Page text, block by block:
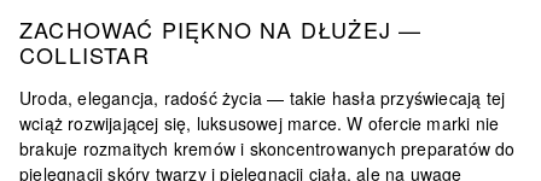
ZACHOWAĆ PIĘKNO NA DŁUŻEJ —
COLLISTAR
Uroda, elegancja, radość życia — takie hasła przyświecają tej
wciąż rozwijającej się, luksusowej marce. W ofercie marki nie
brakuje rozmaitych kremów i skoncentrowanych preparatów do
pielęgnacji skóry twarzy i pielęgnacji ciała, ale na uwagę